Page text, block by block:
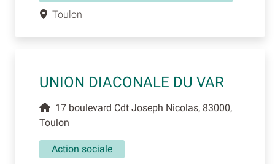
Toulon
UNION DIACONALE DU VAR
17 boulevard Cdt Joseph Nicolas, 83000,
Toulon
Action sociale